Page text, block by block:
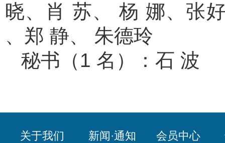
晓、肖 苏、 杨 娜、张
、郑 静、 朱德玲
秘书（1 名）：石 波
关于我们 新闻·通知 会员中心